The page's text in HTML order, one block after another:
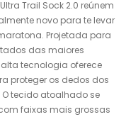
Trail Sock 2.0 reúnem
novo para te levar
Projetada para
das maiores
tecnologia oferece
proteger os dedos dos
tecido atoalhado se
faixas mais grossas